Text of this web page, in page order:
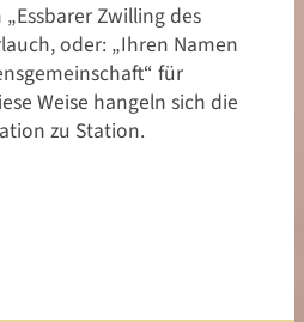
Zwilling des
oder: „Ihren Namen
für
Weise hangeln sich die
zu Station.